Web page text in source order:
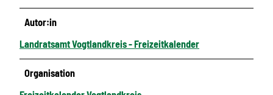
Autor:in
Landratsamt Vogtlandkreis - Freizeitkalender
Organisation